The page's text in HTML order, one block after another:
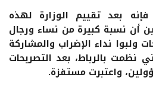
بعد تقييم الوزارة لهذه
أن نسبة كبيرة من نساء ورجال
ولبوا نداء الإضراب والمشاركة
نظمت بالرباط، بعد التصريحات
واعتبرت مستفزة.